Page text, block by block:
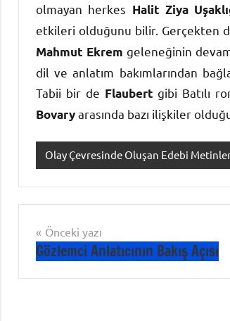
olmayan herkes Halit Ziya
etkileri olduğunu bilir. Gerçekten
Mahmut Ekrem geleneğinin
dil ve anlatım bakımlarından
Tabii bir de Flaubert gibi Batılı
Bovaryarasında bazı ilişkiler olduğu
Olay Çevresinde Oluşan Edebi
Yazı
gezinmesi
Önceki yazı
Gözlemci Anlatıcının Bakış Açısı